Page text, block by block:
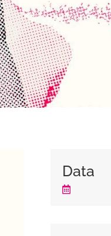
Data